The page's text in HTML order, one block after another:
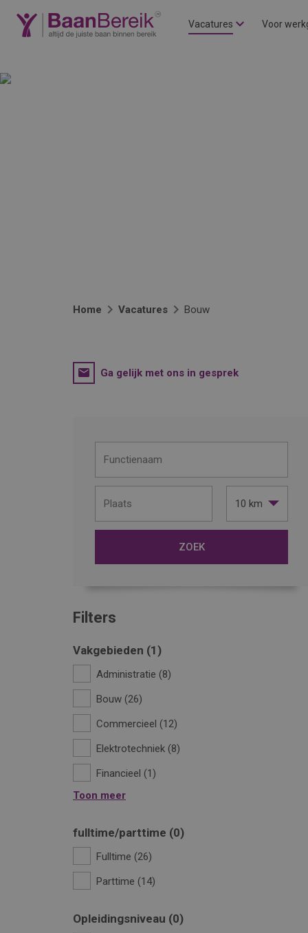
Vacatures Voor
Home Vacatures Bouw
Ga gelijk met ons in gesprek
10 km
Filters
Vakgebieden 1
Administratie
8
Bouw 26
Commercieel
12
Elektrotechniek 8
Financieel
1
Toon meer
fulltime/parttime 0
Fulltime 26
Parttime
14
Opleidingsniveau 0